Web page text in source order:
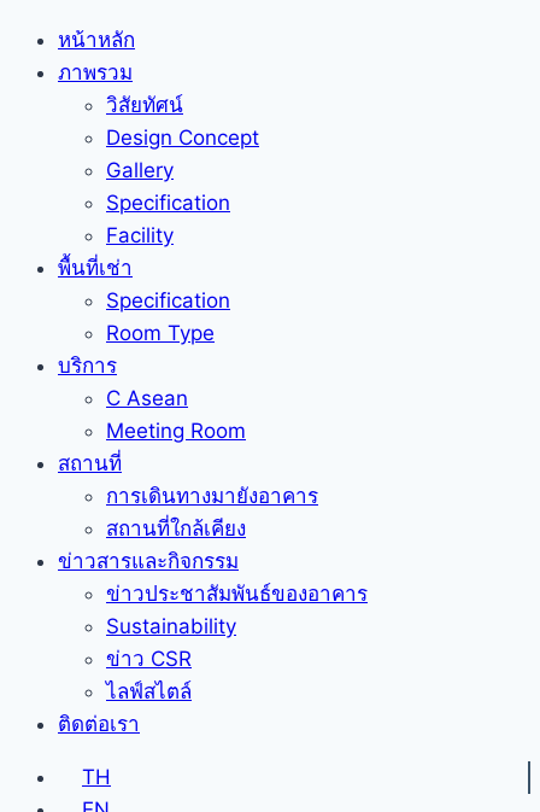
หน้าหลัก
ภาพรวม
วิสัยทัศน์
Design Concept
Gallery
Specification
Facility
พื้นที่เช่า
Specification
Room Type
บริการ
C Asean
Meeting Room
สถานที่
การเดินทางมายังอาคาร
สถานที่ใกล้เคียง
ข่าวสารและกิจกรรม
ข่าวประชาสัมพันธ์ของอาคาร
Sustainability
ข่าว CSR
ไลฟ์สไตล์
ติดต่อเรา
TH